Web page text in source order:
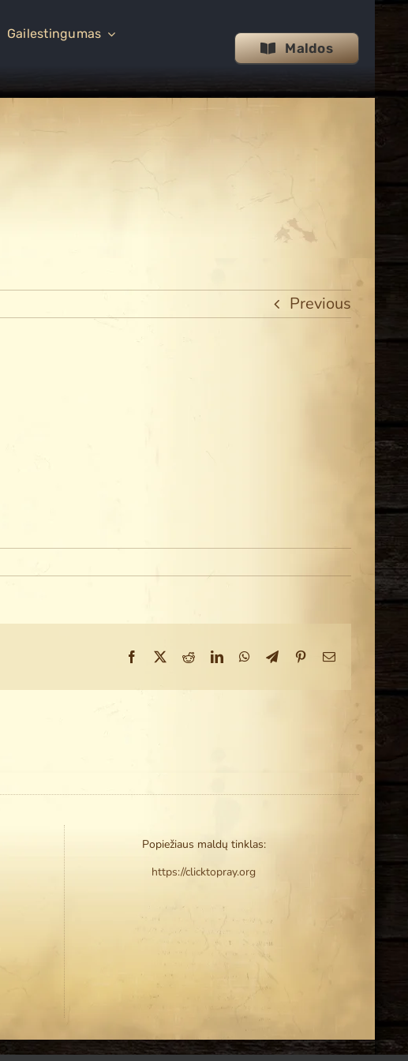
Gailestingumas
Maldos
Previous
Facebook RedditLinkedInWhatsApp
TelegramPinterestEmail
Popiežiaus maldų tinklas:
https://clicktopray.org